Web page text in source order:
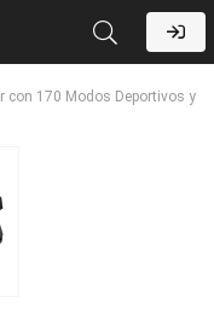
con 170 Modos Deportivos y